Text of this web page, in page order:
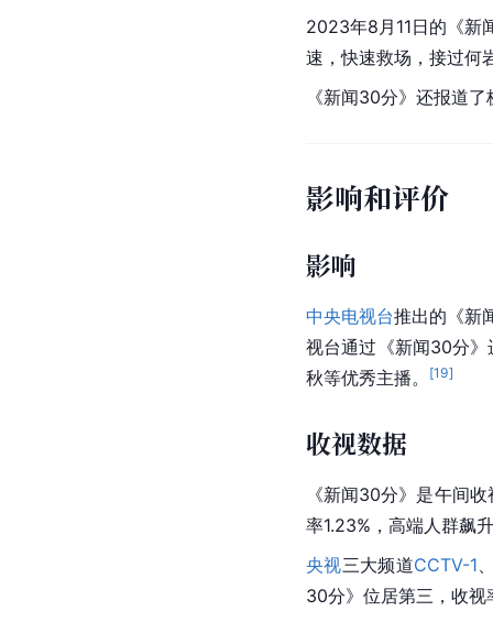
2023年8月11日的《新
速，快速救场，接过何
《新闻30分》还报道
影响和评价
影响
中央电视台推出的《新
视台通过《新闻30分
秋等优秀主播。 [19]
收视数据
《新闻30分》是午间
率1.23%，高端人群飙
央视三大频道CCTV-1
30分》位居第三，收视